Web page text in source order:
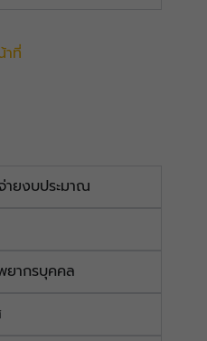
าที่
ายงบประมาณ
ยากรบุคคล